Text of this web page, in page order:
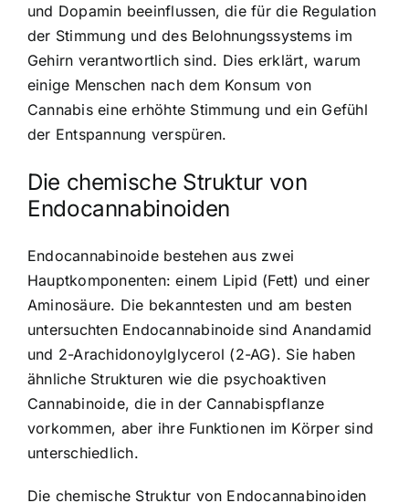
und Dopamin beeinflussen, die für die Regulation
der Stimmung und des Belohnungssystems im
Gehirn verantwortlich sind. Dies erklärt, warum
einige Menschen nach dem Konsum von
Cannabis eine erhöhte Stimmung und ein Gefühl
der Entspannung verspüren.
Die chemische Struktur von
Endocannabinoiden
Endocannabinoide bestehen aus zwei
Hauptkomponenten: einem Lipid (Fett) und einer
Aminosäure. Die bekanntesten und am besten
untersuchten Endocannabinoide sind Anandamid
und 2-Arachidonoylglycerol (2-AG). Sie haben
ähnliche Strukturen wie die psychoaktiven
Cannabinoide, die in der Cannabispflanze
vorkommen, aber ihre Funktionen im Körper sind
unterschiedlich.
Die chemische Struktur von Endocannabinoiden